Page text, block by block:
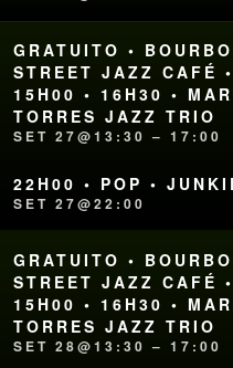
GRATUITO •
STREET JAZZ CAFÉ
15H00 • 16H30 •
TORRES JAZZ TRIO
SET 27@13:30 – 17:00
22H00 • POP •
SET 27@22:00
GRATUITO •
STREET JAZZ CAFÉ
15H00 • 16H30 •
TORRES JAZZ TRIO
SET 28@13:30 – 17:00